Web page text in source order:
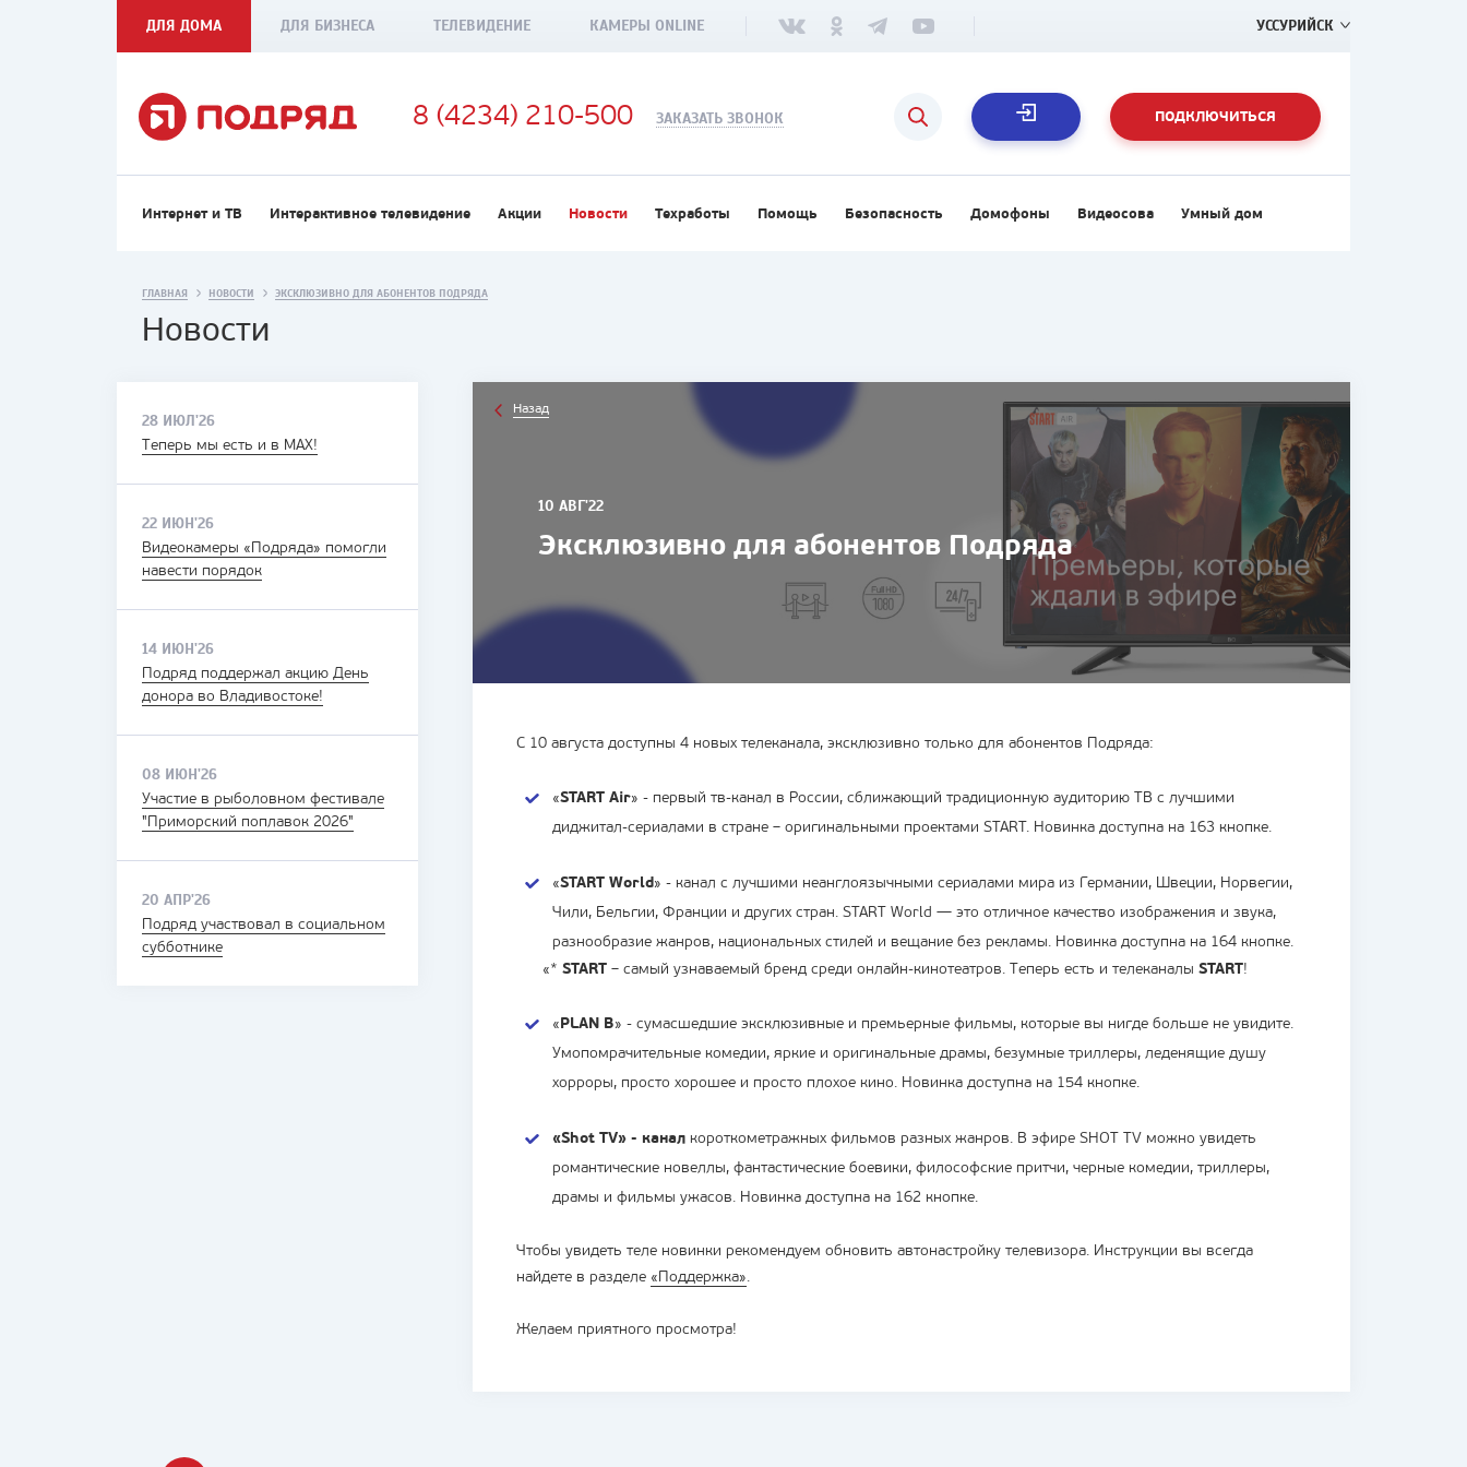
ДЛЯ ДОМА ДЛЯ БИЗНЕСА ТЕЛЕВИДЕНИЕ КАМЕРЫ ONLINE УССУРИЙСК
8 (4234) 210-500 ЗАКАЗАТЬ ЗВОНОК ПОДКЛЮЧИТЬСЯ
Интернет и ТВ Интерактивное телевидение Акции Новости Техработы Помощь Безопасность Домофоны Видеосова Умный дом
ГЛАВНАЯ НОВОСТИ ЭКСКЛЮЗИВНО ДЛЯ АБОНЕНТОВ ПОДРЯДА
Новости
28 ИЮЛ'26
Теперь мы есть и в MAX!
22 ИЮН'26
Видеокамеры «Подряда» помогли
навести порядок
14 ИЮН'26
Подряд поддержал акцию День
донора во Владивостоке!
08 ИЮН'26
Участие в рыболовном фестивале
"Приморский поплавок 2026"
20 АПР'26
Подряд участвовал в социальном
субботнике
Назад
10 АВГ'22
Эксклюзивно для абонентов Подряда
С 10 августа доступны 4 новых телеканала, эксклюзивно только для абонентов Подряда:
«START Air» - первый тв-канал в России, сближающий традиционную аудиторию ТВ с лучшими
диджитал-сериалами в стране – оригинальными проектами START. Новинка доступна на 163 кнопке.
«START World» - канал с лучшими неанглоязычными сериалами мира из Германии, Швеции, Норвегии,
Чили, Бельгии, Франции и других стран. START World — это отличное качество изображения и звука,
разнообразие жанров, национальных стилей и вещание без рекламы. Новинка доступна на 164 кнопке.
«* START – самый узнаваемый бренд среди онлайн-кинотеатров. Теперь есть и телеканалы START!
«PLAN B» - сумасшедшие эксклюзивные и премьерные фильмы, которые вы нигде больше не увидите.
Умопомрачительные комедии, яркие и оригинальные драмы, безумные триллеры, леденящие душу
хорроры, просто хорошее и просто плохое кино. Новинка доступна на 154 кнопке.
«Shot TV» - канал короткометражных фильмов разных жанров. В эфире SHOT TV можно увидеть
романтические новеллы, фантастические боевики, философские притчи, черные комедии, триллеры,
драмы и фильмы ужасов. Новинка доступна на 162 кнопке.
Чтобы увидеть теле новинки рекомендуем обновить автонастройку телевизора. Инструкции вы всегда
найдете в разделе «Поддержка».
Желаем приятного просмотра!